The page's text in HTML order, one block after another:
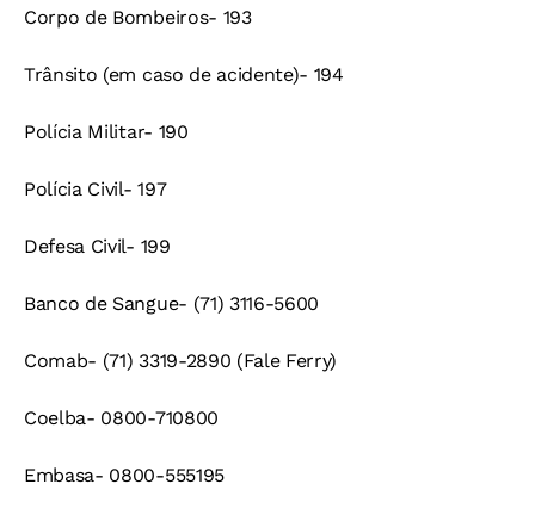
Corpo de Bombeiros- 193
Trânsito (em caso de acidente)- 194
Polícia Militar- 190
Polícia Civil- 197
Defesa Civil- 199
Banco de Sangue- (71) 3116-5600
Comab- (71) 3319-2890 (Fale Ferry)
Coelba- 0800-710800
Embasa- 0800-555195